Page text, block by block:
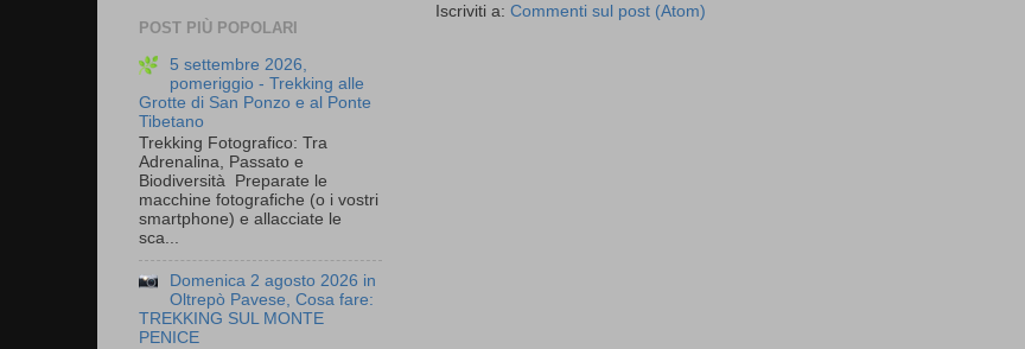
Iscriviti a: Commenti sul post (Atom)
POST PIÙ POPOLARI
5 settembre 2026,
pomeriggio - Trekking alle
Grotte di San Ponzo e al Ponte
Tibetano
Trekking Fotografico: Tra
Adrenalina, Passato e
Biodiversità Preparate le
macchine fotografiche (o i vostri
smartphone) e allacciate le
sca...
Domenica 2 agosto 2026 in
Oltrepò Pavese, Cosa fare:
TREKKING SUL MONTE
PENICE